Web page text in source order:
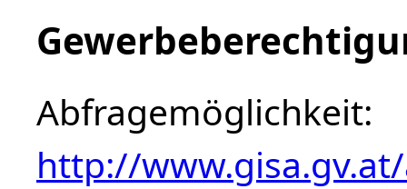
Abfragemöglichkeit:
http://